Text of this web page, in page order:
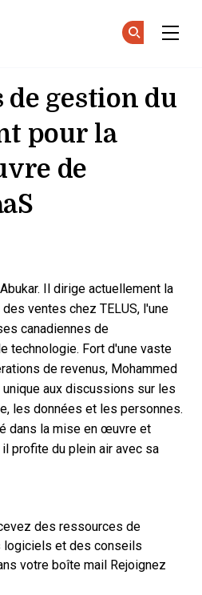
gestion du
pour la
de
Il dirige actuellement la
ventes chez TELUS, l'une
canadiennes de
technologie. Fort d'une vaste
de revenus, Mohammed
aux discussions sur les
les données et les personnes.
dans la mise en œuvre et
profite du plein air avec sa
des ressources de
logiciels et des conseils
votre boîte mail
Rejoignez